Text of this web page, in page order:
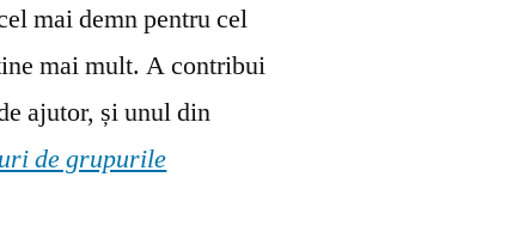
mai demn pentru cel
mai mult. A contribui
ajutor, și unul din
de grupurile